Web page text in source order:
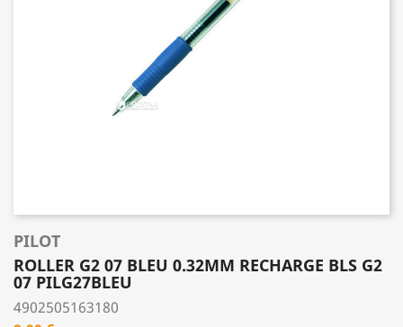
PILOT
ROLLER G2 07 BLEU 0.32MM RECHARGE BLS G2
07 PILG27BLEU
4902505163180